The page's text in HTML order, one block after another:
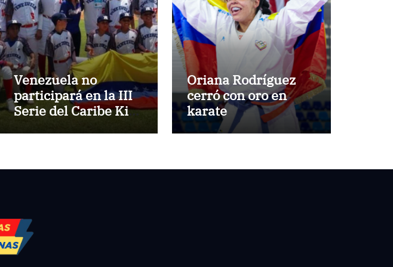
Venezuela no
participará en la III
Serie del Caribe Kids
Oriana Rodríguez
cerró con oro en
karate